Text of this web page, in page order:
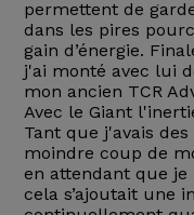
permettent de
dans les pires
gain d’énergie.
j'ai monté avec lui
mon ancien TCR
Avec le Giant
Tant que j'avais
moindre coup de
en attendant que je
cela s’ajoutait une